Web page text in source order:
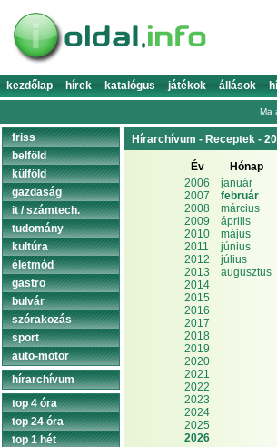
kezdőlap hírek katalógus játékok állások
Ma
Hírarchívum - Receptek -
Év
2006
2007
2008
2009
2010
2011
2012
2013
2014
2015
2016
2017
2018
2019
2020
2021
2022
2023
2024
2025
2026
Hónap
január
február
március
április
május
június
július
augusztus
friss
belföld
külföld
gazdaság
it / számtech.
tudomány
kultúra
életmód
gastro
bulvár
szórakozás
sport
auto-motor
hírarchívum
top 4 óra
top 24 óra
top 1 hét